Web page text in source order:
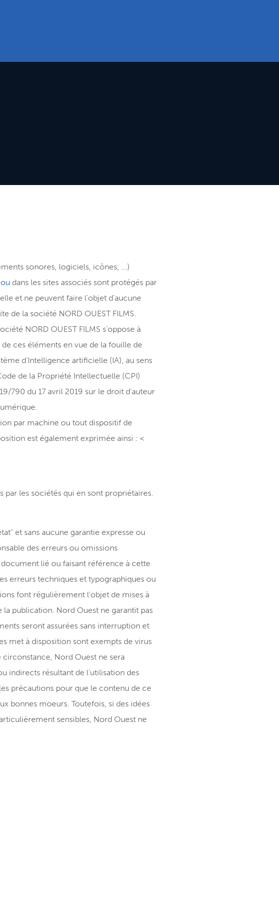
sonores, logiciels, icônes, ...)
dans les sites associés sont protégés par
et ne peuvent faire l’objet d’aucune
de la société NORD OUEST FILMS.
NORD OUEST FILMS s’oppose à
ces éléments en vue de la fouille de
d’Intelligence artificielle (IA), au sens
de la Propriété Intellectuelle (CPI)
790 du 17 avril 2019 sur le droit d'auteur
par machine ou tout dispositif de
est également exprimée ainsi : <
par les sociétés qui en sont propriétaires.
et sans aucune garantie expresse ou
des erreurs ou omissions
lié ou faisant référence à cette
erreurs techniques et typographiques ou
font régulièrement l'objet de mises à
publication. Nord Ouest ne garantit pas
seront assurées sans interruption et
met à disposition sont exempts de virus
Nord Ouest ne sera
indirects résultant de l'utilisation des
précautions pour que le contenu de ce
bonnes moeurs. Toutefois, si des idées
sensibles, Nord Ouest ne